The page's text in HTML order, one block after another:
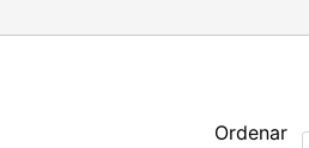
Ordenar